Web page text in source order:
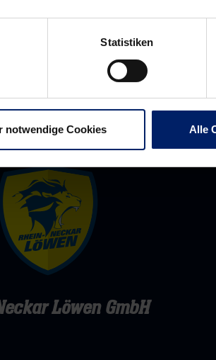
Statistiken
notwendige Cookies Alle
Löwen-
Torwart?
Löwen GmbH